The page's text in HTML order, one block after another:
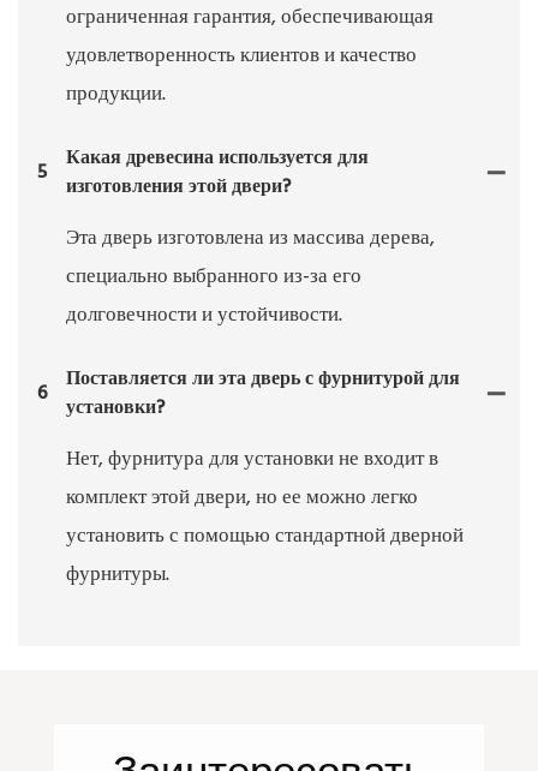
ограниченная гарантия, обеспечивающая
удовлетворенность клиентов и качество
продукции.
5
Какая древесина используется для
изготовления этой двери?
Эта дверь изготовлена ​​из массива дерева,
специально выбранного из-за его
долговечности и устойчивости.
6
Поставляется ли эта дверь с фурнитурой для
установки?
Нет, фурнитура для установки не входит в
комплект этой двери, но ее можно легко
установить с помощью стандартной дверной
фурнитуры.